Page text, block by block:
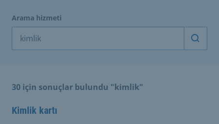
Arama hizmeti
30 için sonuçlar bulundu "kimlik"
Kimlik kartı